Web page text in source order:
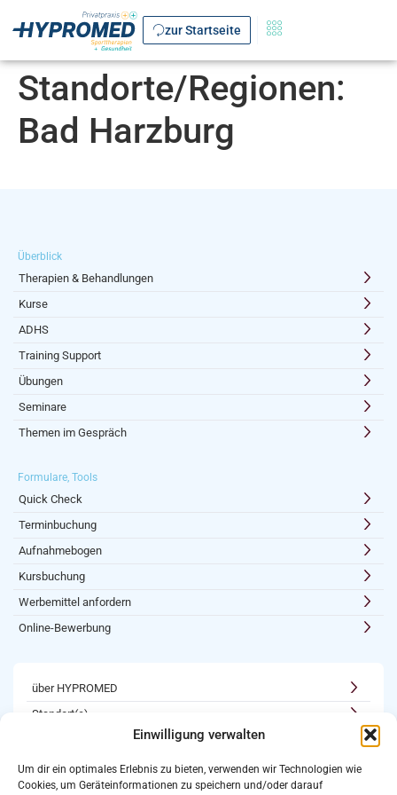
Einwilligung verwalten
Um dir ein optimales Erlebnis zu bieten, verwenden wir Technologien wie
Cookies, um Geräteinformationen zu speichern und/oder darauf
zur Startseite
Standorte/Regionen:
Bad Harzburg
Überblick
Therapien & Behandlungen
Kurse
ADHS
Training Support
Übungen
Seminare
Themen im Gespräch
Formulare, Tools
Quick Check
Terminbuchung
Aufnahmebogen
Kursbuchung
Werbemittel anfordern
Online-Bewerbung
über HYPROMED
Standort(e)
Karriere
Newsletter